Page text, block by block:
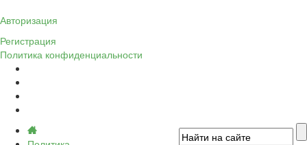
Авторизация
Регистрация
Политика конфиденциальности